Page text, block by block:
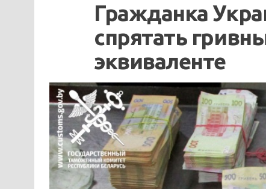
Гражданка
спрятать
эквиваленте